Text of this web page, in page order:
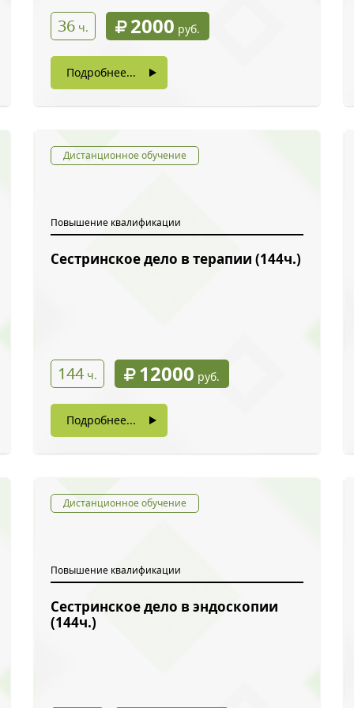
36 ч. 2000 руб.
Подробнее...
Дистанционное обучение
Повышение квалификации
Сестринское дело в терапии (144ч.)
144 ч. 12000 руб.
Подробнее...
Дистанционное обучение
Повышение квалификации
Сестринское дело в эндоскопии
(144ч.)
звонок